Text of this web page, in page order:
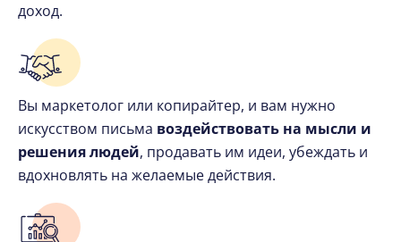
доход.
Вы маркетолог или копирайтер, и вам нужно
искусством письма воздействовать на мысли и
решения людей, продавать им идеи, убеждать и
вдохновлять на желаемые действия.